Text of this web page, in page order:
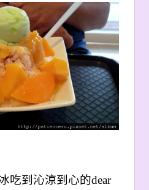
吃到沁涼到心的dear